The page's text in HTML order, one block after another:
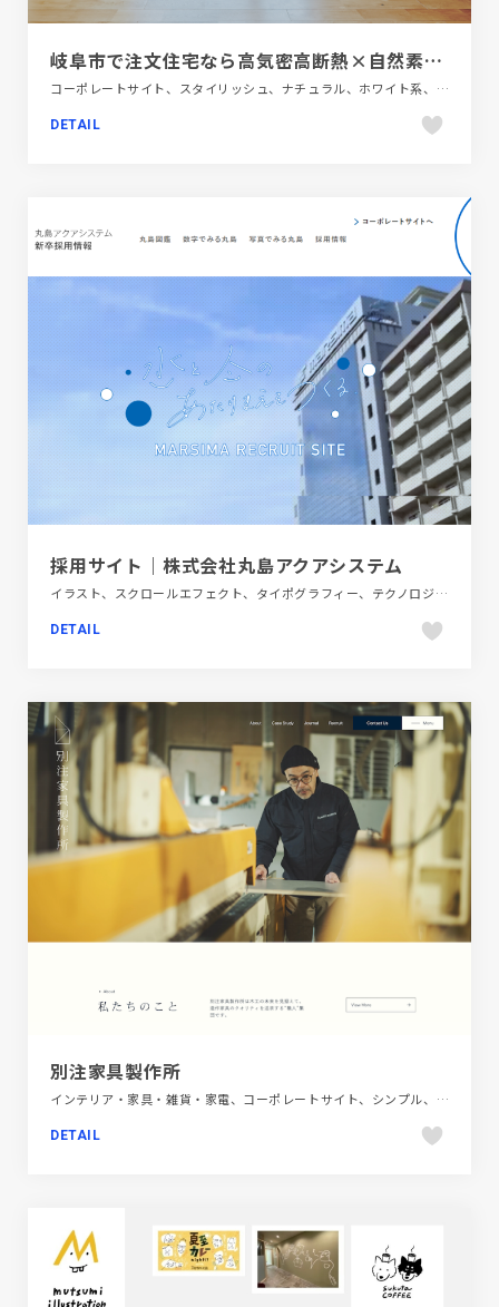
岐阜市で注文住宅なら高気密高断熱×自然素材の工務店 エムズアソシエイツ
コーポレートサイト、スタイリッシュ、ナチュラル、ホワイト系、大きめ写真、建設・住宅・不動産
DETAIL
採用サイト｜株式会社丸島アクアシステム
イラスト、スクロールエフェクト、タイポグラフィー、テクノロジー・サイエンス、フラットデザイン、ブルー系、ホワイト系、ポップ、動画が流れる、新卒・中途採用サイト
DETAIL
別注家具製作所
インテリア・家具・雑貨・家電、コーポレートサイト、シンプル、ナチュラル、ホワイト系、大きめ写真
DETAIL